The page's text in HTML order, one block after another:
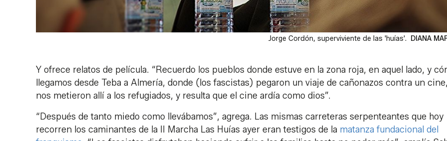
Jorge Cordón, superviviente de las 'huías'. DIANA
Y ofrece relatos de película. “Recuerdo los pueblos donde estuve en la zona roja, en aquel lado, y
llegamos desde Teba a Almería, donde (los fascistas) pegaron un viaje de cañonazos contra un
nos metieron allí a los refugiados, y resulta que el cine ardía como dios”.
“Después de tanto miedo como llevábamos”, agrega. Las mismas carreteras serpenteantes que hoy
recorren los caminantes de la II Marcha Las Huías ayer eran testigos de la matanza fundacional del